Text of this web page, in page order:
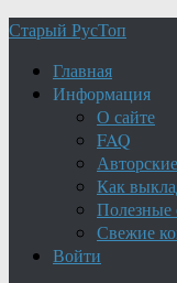
Старый РусТоп
Главная
Информация
О сайте
FAQ
Как
Полезные
Свежие
Войти